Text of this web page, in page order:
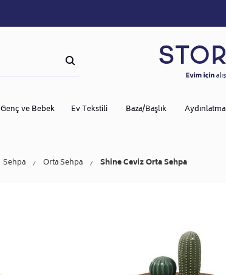
Genç ve Bebek Ev Tekstili Baza/Başlık Aydınlatma
Sehpa Orta Sehpa Shine Ceviz Orta Sehpa